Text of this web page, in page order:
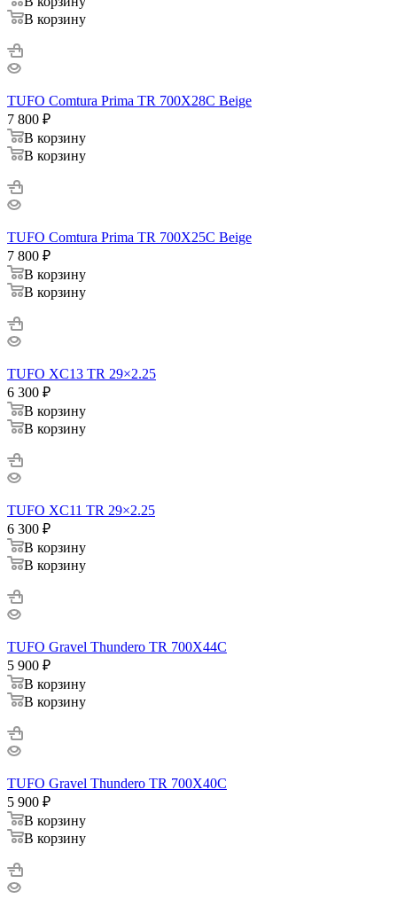
В корзину
TUFO Comtura Prima TR 700X28C Beige
7 800 ₽
В корзину
В корзину
TUFO Comtura Prima TR 700X25C Beige
7 800 ₽
В корзину
В корзину
TUFO XC13 TR 29×2.25
6 300 ₽
В корзину
В корзину
TUFO XC11 TR 29×2.25
6 300 ₽
В корзину
В корзину
TUFO Gravel Thundero TR 700X44C
5 900 ₽
В корзину
В корзину
TUFO Gravel Thundero TR 700X40C
5 900 ₽
В корзину
В корзину